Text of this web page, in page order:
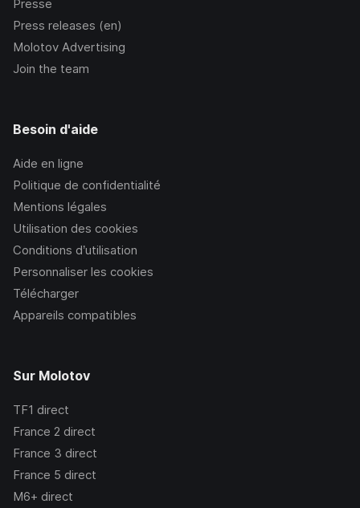
Presse
Press releases (en)
Molotov Advertising
Join the team
Besoin d'aide
Aide en ligne
Politique de confidentialité
Mentions légales
Utilisation des cookies
Conditions d’utilisation
Personnaliser les cookies
Télécharger
Appareils compatibles
Sur Molotov
TF1 direct
France 2 direct
France 3 direct
France 5 direct
M6+ direct